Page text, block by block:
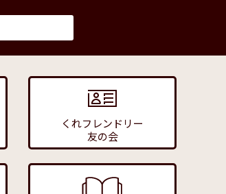
くれフレンドリー
友の会